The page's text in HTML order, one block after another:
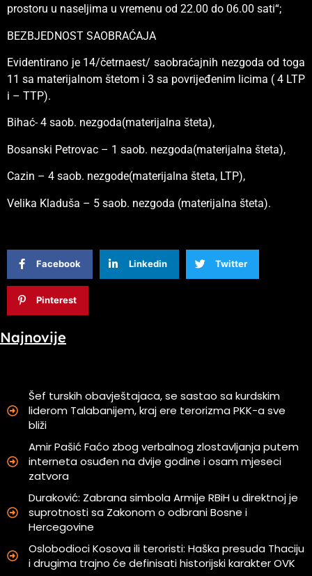
prostoru u naseljima u vremenu od 22.00 do 06.00 sati“;
BEZBJEDNOST SAOBRAĆAJA
Evidentirano je 14/četrnaest/ saobraćajnih nezgoda od toga
11 sa materijalnom štetom i 3 sa povrijeđenim licima ( 4 LTP
i – TTP).
Bihać- 4 saob. nezgoda(materijalna šteta),
Bosanski Petrovac – 1 saob. nezgoda(materijalna šteta),
Cazin – 4 saob. nezgode(materijalna šteta, LTP),
Velika Kladuša – 5 saob. nezgoda (materijalna šteta).
Facebook Linkedin Twitter
Pinterest
Najnovije
Šef turskih obavještajaca, se sastao sa kurdskim
liderom Talabanijem, kraj ere terorizma PKK-a sve
bliži
Amir Pašić Faćo zbog verbalnog zlostavljanja putem
interneta osuđen na dvije godine i osam mjeseci
zatvora
Duraković: Zabrana simbola Armije RBiH u direktnoj je
suprotnosti sa Zakonom o odbrani Bosne i
Hercegovine
Oslobodioci Kosova ili teroristi: Haška presuda Thaciju
i drugima trajno će definisati historijski karakter OVK